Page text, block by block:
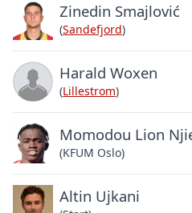
Zinedin Smajlović
(Sandefjord)
Harald Woxen
(Lillestrom)
Momodou Lion
(KFUM Oslo)
Altin Ujkani